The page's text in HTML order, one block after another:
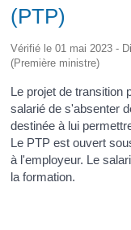
(PTP)
Vérifié le 01 mai 2023 -
(Première ministre)
Le projet de transition
salarié de s'absenter
destinée à lui
Le PTP est ouvert
à l'employeur. Le
la formation.